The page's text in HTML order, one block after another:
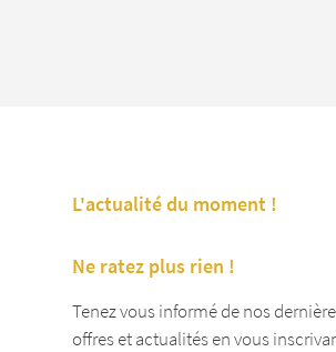
L'actualité du moment !
Ne ratez plus rien !
Tenez vous informé de nos
offres et actualités en vous